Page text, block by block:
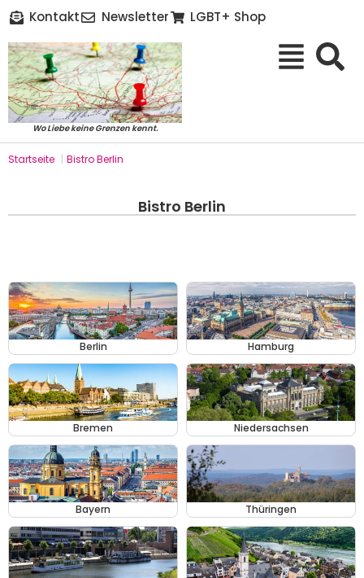
Kontakt Newsletter LGBT+ Shop
Wo Liebe keine Grenzen kennt.
Startseite | Bistro Berlin
Bistro Berlin
Berlin Hamburg
Bremen Niedersachsen
Bayern Thüringen